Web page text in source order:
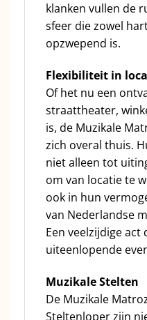
klanken vullen de
sfeer die zowel
opzwepend is.
Flexibiliteit in
Of het nu een
straattheater,
is, de Muzikale
zich overal thuis.
niet alleen tot
om van locatie te
ook in hun
van Nederlandse
Een veelzijdige
uiteenlopende
Muzikale Stelten
De Muzikale
Steltenloper zijn